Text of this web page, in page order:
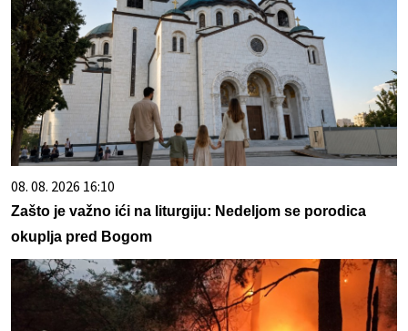
08. 08. 2026 16:10
Zašto je važno ići na liturgiju: Nedeljom se porodica
okuplja pred Bogom